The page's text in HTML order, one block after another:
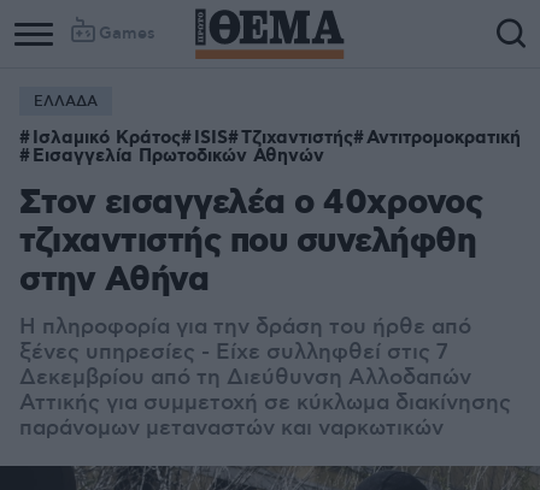
Games
ΕΛΛΑΔΑ
Ισλαμικό Κράτος ISIS Τζιχαντιστής Αντιτρομοκρατική
Εισαγγελία Πρωτοδικών Αθηνών
Στον εισαγγελέα ο 40χρονος
τζιχαντιστής που συνελήφθη
στην Αθήνα
Η πληροφορία για την δράση του ήρθε από
ξένες υπηρεσίες - Είχε συλληφθεί στις 7
Δεκεμβρίου από τη Διεύθυνση Αλλοδαπών
Αττικής για συμμετοχή σε κύκλωμα διακίνησης
παράνομων μεταναστών και ναρκωτικών